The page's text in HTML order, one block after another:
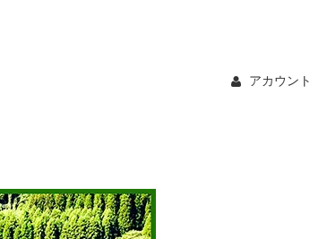
アカウント